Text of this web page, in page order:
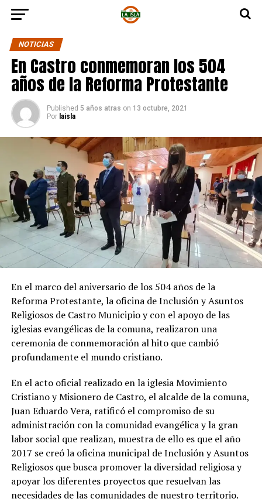
NOTICIAS
En Castro conmemoran los 504
años de la Reforma Protestante
Published 5 años atras on 13 octubre, 2021
Por laisla
En el marco del aniversario de los 504 años de la
Reforma Protestante, la oficina de Inclusión y Asuntos
Religiosos de Castro Municipio y con el apoyo de las
iglesias evangélicas de la comuna, realizaron una
ceremonia de conmemoración al hito que cambió
profundamente el mundo cristiano.
En el acto oficial realizado en la iglesia Movimiento
Cristiano y Misionero de Castro, el alcalde de la comuna,
Juan Eduardo Vera, ratificó el compromiso de su
administración con la comunidad evangélica y la gran
labor social que realizan, muestra de ello es que el año
2017 se creó la oficina municipal de Inclusión y Asuntos
Religiosos que busca promover la diversidad religiosa y
apoyar los diferentes proyectos que resuelvan las
necesidades de las comunidades de nuestro territorio.